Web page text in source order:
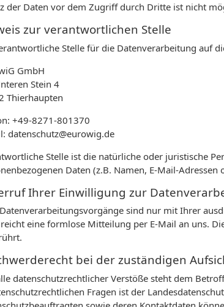
der Daten vor dem Zugriff durch Dritte ist nicht
zur verantwortlichen Stelle
Stelle für die Datenverarbeitung auf
GmbH
Stein 4
Thierhaupten
+49-8271-801370
datenschutz@eurowig.de
Stelle ist die natürliche oder juristische
Daten (z.B. Namen, E-Mail-Adressen
Ihrer Einwilligung zur
sind nur mit Ihrer
reicht eine formlose Mitteilung per E-Mail an uns.
bei der zuständigen
datenschutzrechtlicher Verstöße steht dem
Fragen ist der